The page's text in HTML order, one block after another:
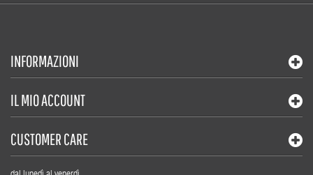
INFORMAZIONI
IL MIO ACCOUNT
CUSTOMER CARE